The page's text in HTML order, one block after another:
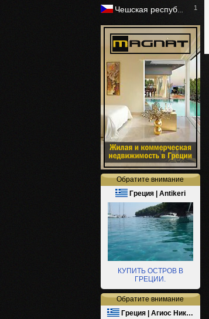
Чешская респуб… 1
Обратите внимание
Греция | Antikeri
КУПИТЬ ОСТРОВ В
ГРЕЦИИ.
Обратите внимание
Греция | Агиос Ник…